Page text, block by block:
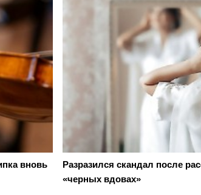
вновь
Разразился скандал после
«черных вдовах»